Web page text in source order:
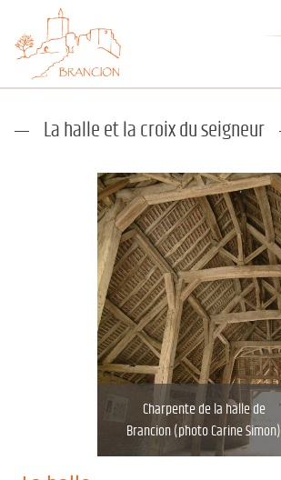
La halle et la croix du seigneur
Charpente de la halle de
Brancion (photo Carine Simon)
Panneau de gestion des cookies